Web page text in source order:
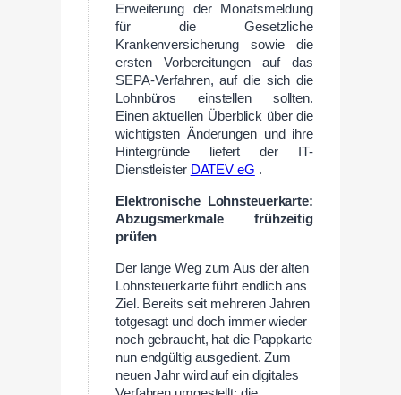
Erweiterung der Monatsmeldung
für die Gesetzliche
Krankenversicherung sowie die
ersten Vorbereitungen auf das
SEPA-Verfahren, auf die sich die
Lohnbüros einstellen sollten.
Einen aktuellen Überblick über die
wichtigsten Änderungen und ihre
Hintergründe liefert der IT-
Dienstleister DATEV eG .
Elektronische Lohnsteuerkarte:
Abzugsmerkmale frühzeitig
prüfen
Der lange Weg zum Aus der alten
Lohnsteuerkarte führt endlich ans
Ziel. Bereits seit mehreren Jahren
totgesagt und doch immer wieder
noch gebraucht, hat die Pappkarte
nun endgültig ausgedient. Zum
neuen Jahr wird auf ein digitales